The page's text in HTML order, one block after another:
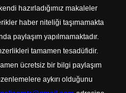
hazırladığımız makaleler
haber niteliği taşımamakta
paylaşım yapılmamaktadır.
tamamen tesadüfidir.
ücretsiz bir bilgi paylaşım
aykırı olduğunu